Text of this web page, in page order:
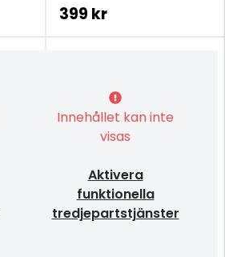
399 kr
Innehållet kan inte
visas
Aktivera
funktionella
tredjepartstjänster